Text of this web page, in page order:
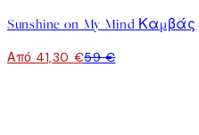
Sunshine on My Mind Καμβάς
Από 41,30 €59 €